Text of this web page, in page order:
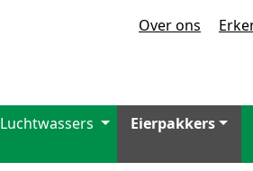
Over ons
Luchtwassers Eierpakkers